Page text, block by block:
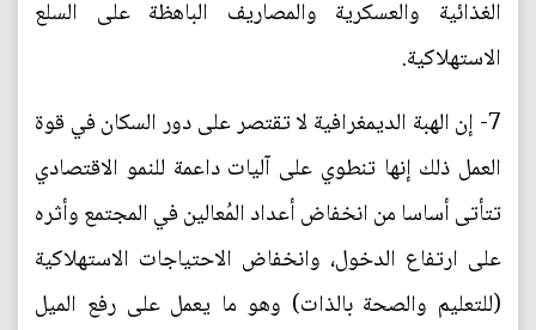
الغذائية والعسكرية والمصاريف الباهظة على السلع
الاستهلاكية.
7- إن الهبة الديمغرافية لا تقتصر على دور السكان في قوة
العمل ذلك إنها تنطوي على آليات داعمة للنمو الاقتصادي
تتأتى أساسا من انخفاض أعداد المُعالين في المجتمع وأثره
على ارتفاع الدخول، وانخفاض الاحتياجات الاستهلاكية
(للتعليم والصحة بالذات) وهو ما يعمل على رفع الميل